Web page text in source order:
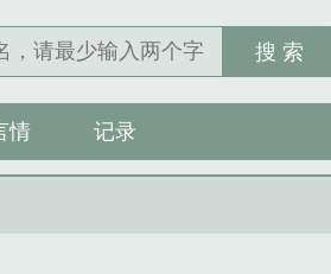
搜 索
情 记录